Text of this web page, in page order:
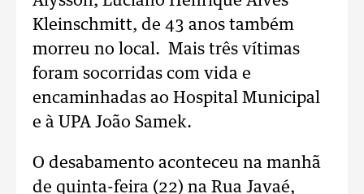
Kleinschmitt, de 43 anos também
morreu no local. Mais três vítimas
foram socorridas com vida e
encaminhadas ao Hospital Municipal
e à UPA João Samek.
O desabamento aconteceu na manhã
de quinta-feira (22) na Rua Javaé,